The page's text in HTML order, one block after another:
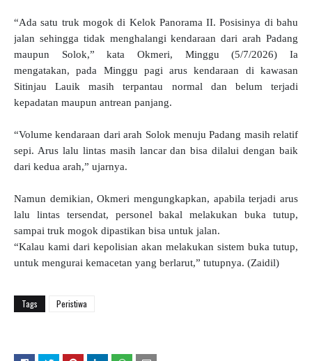
“Ada satu truk mogok di Kelok Panorama II. Posisinya di bahu
jalan sehingga tidak menghalangi kendaraan dari arah Padang
maupun Solok,” kata Okmeri, Minggu (5/7/2026) Ia
mengatakan, pada Minggu pagi arus kendaraan di kawasan
Sitinjau Lauik masih terpantau normal dan belum terjadi
kepadatan maupun antrean panjang.
“Volume kendaraan dari arah Solok menuju Padang masih relatif
sepi. Arus lalu lintas masih lancar dan bisa dilalui dengan baik
dari kedua arah,” ujarnya.
Namun demikian, Okmeri mengungkapkan, apabila terjadi arus
lalu lintas tersendat, personel bakal melakukan buka tutup,
sampai truk mogok dipastikan bisa untuk jalan.
“Kalau kami dari kepolisian akan melakukan sistem buka tutup,
untuk mengurai kemacetan yang berlarut,” tutupnya. (Zaidil)
Tags Peristiwa